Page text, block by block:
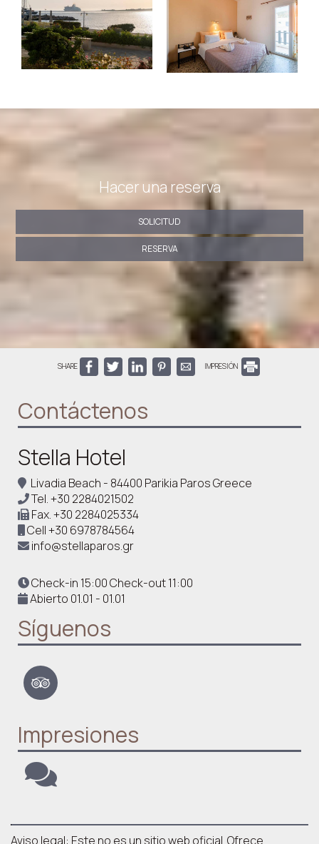
Hacer una reserva
SOLICITUD
RESERVA
SHARE IMPRESIÓN
Contáctenos
Stella Hotel
Livadia Beach - 84400 Parikia Paros Greece
Tel.+30 2284021502
Fax.+30 2284025334
Cell+30 6978784564
info@stellaparos.gr
Check-in 15:00 Check-out 11:00
Abierto 01.01 - 01.01
Síguenos
Impresiones
Aviso legal: Este no es un sitio web oficial. Ofrece